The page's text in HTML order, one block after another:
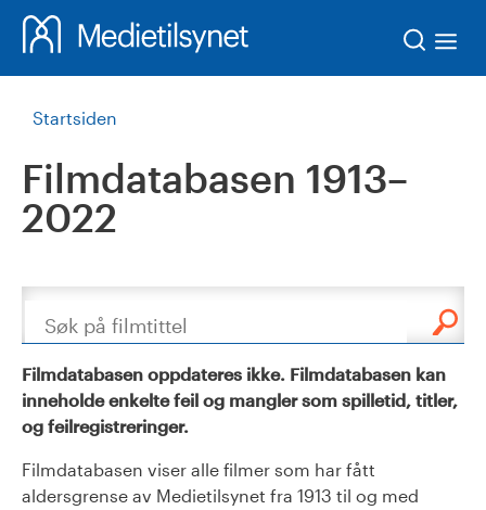
Startsiden
Filmdatabasen 1913–
2022
Søk
Filmdatabasen oppdateres ikke. Filmdatabasen kan
inneholde enkelte feil og mangler som spilletid, titler,
og feilregistreringer.
Filmdatabasen viser alle filmer som har fått
aldersgrense av Medietilsynet fra 1913 til og med